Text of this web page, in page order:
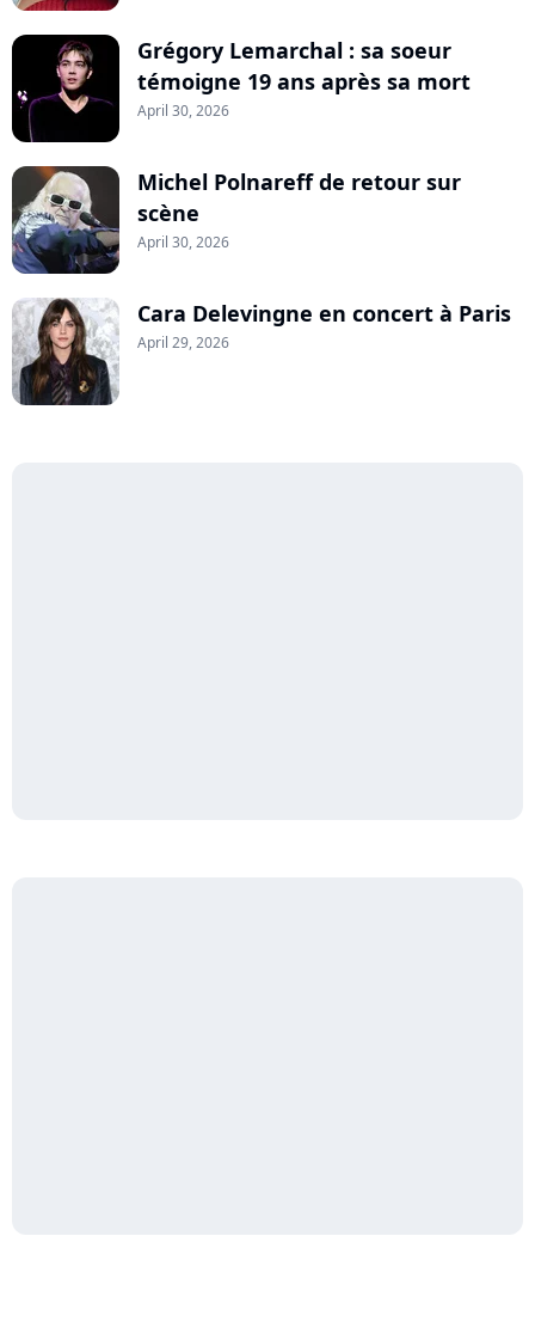
Grégory Lemarchal : sa soeur
témoigne 19 ans après sa mort
April 30, 2026
Michel Polnareff de retour sur
scène
April 30, 2026
Cara Delevingne en concert à Paris
April 29, 2026